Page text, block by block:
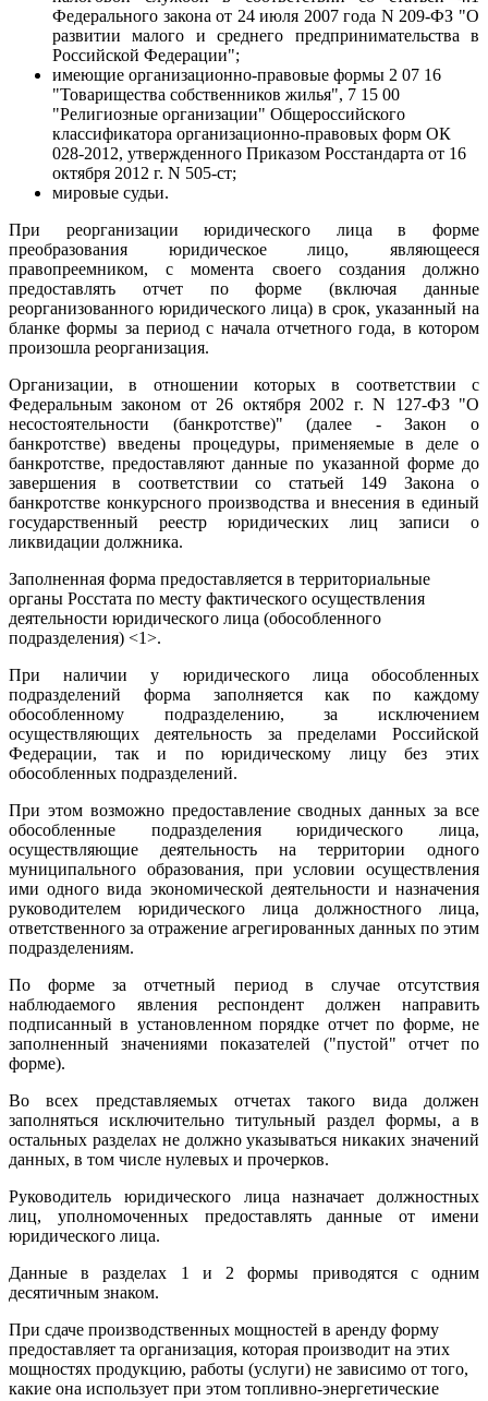
Федерального закона от 24 июля 2007 года N 209-ФЗ "О
развитии малого и среднего предпринимательства в
Российской Федерации";
имеющие организационно-правовые формы 2 07 16
"Товарищества собственников жилья", 7 15 00
"Религиозные организации" Общероссийского
классификатора организационно-правовых форм ОК
028-2012, утвержденного Приказом Росстандарта от 16
октября 2012 г. N 505-ст;
мировые судьи.
При реорганизации юридического лица в форме
преобразования юридическое лицо, являющееся
правопреемником, с момента своего создания должно
предоставлять отчет по форме (включая данные
реорганизованного юридического лица) в срок, указанный на
бланке формы за период с начала отчетного года, в котором
произошла реорганизация.
Организации, в отношении которых в соответствии с
Федеральным законом от 26 октября 2002 г. N 127-ФЗ "О
несостоятельности (банкротстве)" (далее - Закон о
банкротстве) введены процедуры, применяемые в деле о
банкротстве, предоставляют данные по указанной форме до
завершения в соответствии со статьей 149 Закона о
банкротстве конкурсного производства и внесения в единый
государственный реестр юридических лиц записи о
ликвидации должника.
Заполненная форма предоставляется в территориальные
органы Росстата по месту фактического осуществления
деятельности юридического лица (обособленного
подразделения) <1>.
При наличии у юридического лица обособленных
подразделений форма заполняется как по каждому
обособленному подразделению, за исключением
осуществляющих деятельность за пределами Российской
Федерации, так и по юридическому лицу без этих
обособленных подразделений.
При этом возможно предоставление сводных данных за все
обособленные подразделения юридического лица,
осуществляющие деятельность на территории одного
муниципального образования, при условии осуществления
ими одного вида экономической деятельности и назначения
руководителем юридического лица должностного лица,
ответственного за отражение агрегированных данных по этим
подразделениям.
По форме за отчетный период в случае отсутствия
наблюдаемого явления респондент должен направить
подписанный в установленном порядке отчет по форме, не
заполненный значениями показателей ("пустой" отчет по
форме).
Во всех представляемых отчетах такого вида должен
заполняться исключительно титульный раздел формы, а в
остальных разделах не должно указываться никаких значений
данных, в том числе нулевых и прочерков.
Руководитель юридического лица назначает должностных
лиц, уполномоченных предоставлять данные от имени
юридического лица.
Данные в разделах 1 и 2 формы приводятся с одним
десятичным знаком.
При сдаче производственных мощностей в аренду форму
предоставляет та организация, которая производит на этих
мощностях продукцию, работы (услуги) не зависимо от того,
какие она использует при этом топливно-энергетические